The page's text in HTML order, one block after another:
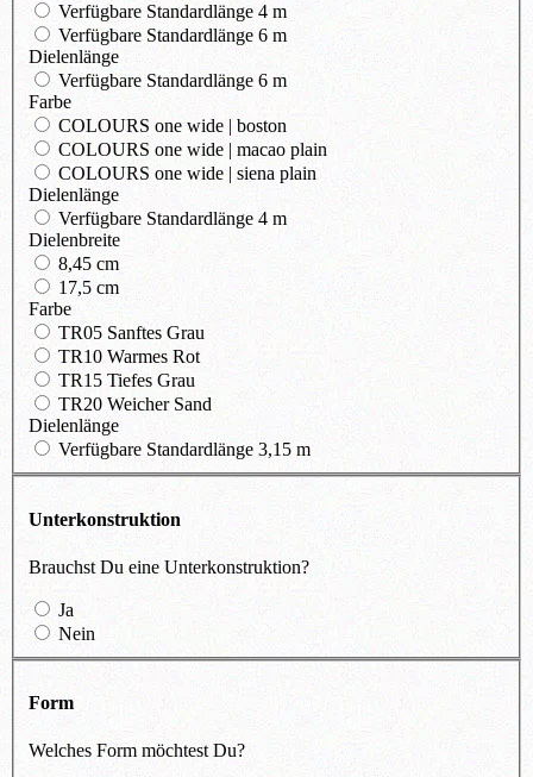
Verfügbare Standardlänge 4 m
Verfügbare Standardlänge 6 m
Dielenlänge
Verfügbare Standardlänge 6 m
Farbe
COLOURS one wide | boston
COLOURS one wide | macao plain
COLOURS one wide | siena plain
Dielenlänge
Verfügbare Standardlänge 4 m
Dielenbreite
8,45 cm
17,5 cm
Farbe
TR05 Sanftes Grau
TR10 Warmes Rot
TR15 Tiefes Grau
TR20 Weicher Sand
Dielenlänge
Verfügbare Standardlänge 3,15 m
Unterkonstruktion
Brauchst Du eine Unterkonstruktion?
Ja
Nein
Form
Welches Form möchtest Du?